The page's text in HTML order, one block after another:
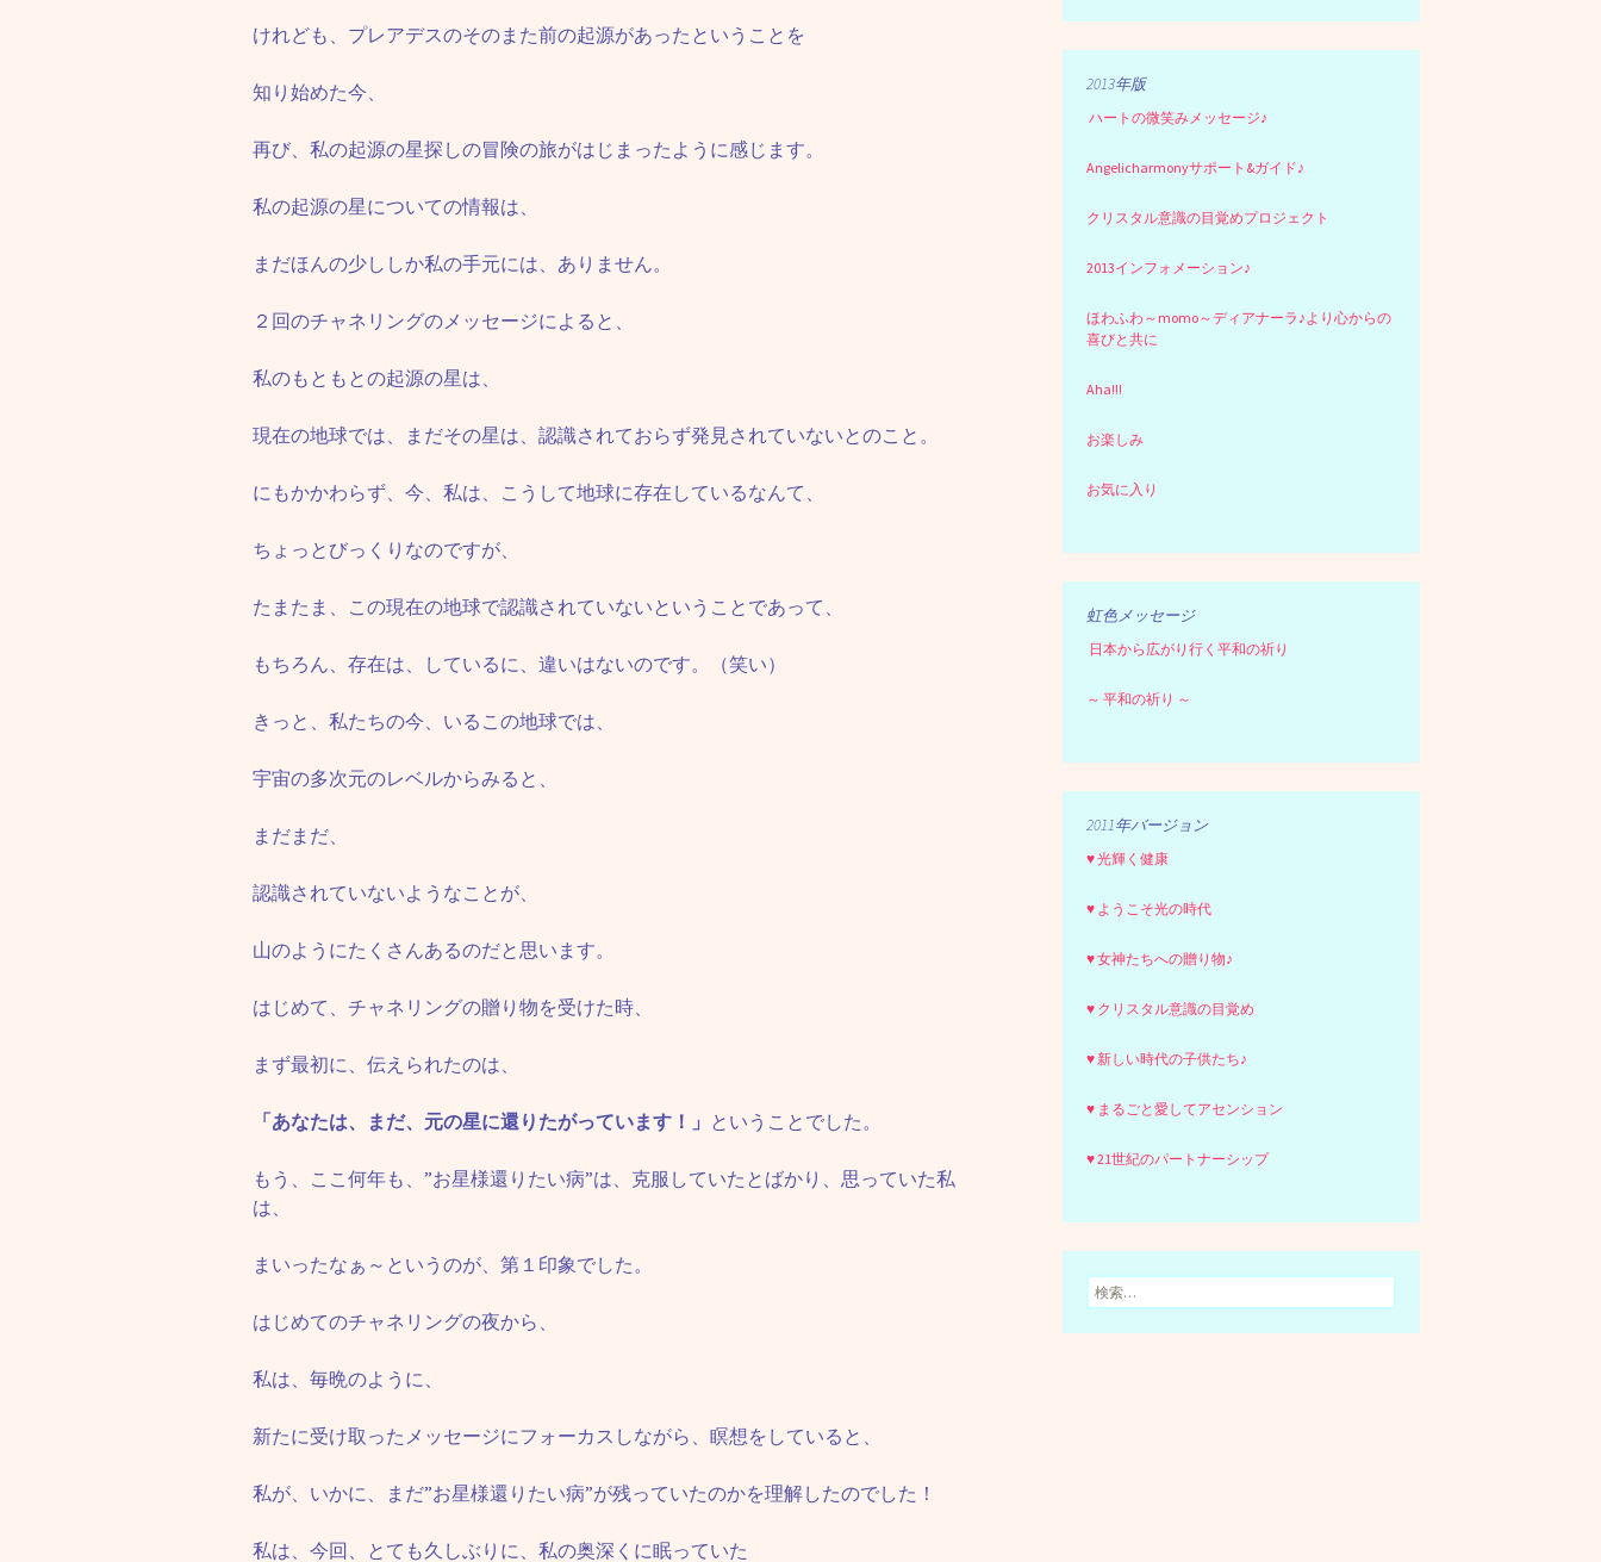
けれども、プレアデスのそのまた前の起源があったということを
知り始めた今、
再び、私の起源の星探しの冒険の旅がはじまったように感じます。
私の起源の星についての情報は、
まだほんの少ししか私の手元には、ありません。
２回のチャネリングのメッセージによると、
私のもともとの起源の星は、
現在の地球では、まだその星は、認識されておらず発見されていないとのこと。
にもかかわらず、今、私は、こうして地球に存在しているなんて、
ちょっとびっくりなのですが、
たまたま、この現在の地球で認識されていないということであって、
もちろん、存在は、しているに、違いはないのです。（笑い）
きっと、私たちの今、いるこの地球では、
宇宙の多次元のレベルからみると、
まだまだ、
認識されていないようなことが、
山のようにたくさんあるのだと思います。
はじめて、チャネリングの贈り物を受けた時、
まず最初に、伝えられたのは、
「あなたは、まだ、元の星に還りたがっています！」 ということでした。
もう、ここ何年も、”お星様還りたい病”は、克服していたとばかり、思っていた私
は、
まいったなぁ～というのが、第１印象でした。
はじめてのチャネリングの夜から、
私は、毎晩のように、
新たに受け取ったメッセージにフォーカスしながら、瞑想をしていると、
私が、いかに、まだ”お星様還りたい病”が残っていたのかを理解したのでした！
私は、今回、とても久しぶりに、私の奥深くに眠っていた
2013年版
ハートの微笑みメッセージ♪
Angelicharmonyサポート&ガイド♪
クリスタル意識の目覚めプロジェクト
2013インフォメーション♪
ほわふわ～momo～ディアナーラ♪より心からの
喜びと共に
Aha!!!
お楽しみ
お気に入り
虹色メッセージ
日本から広がり行く平和の祈り
～ 平和の祈り ～
2011年バージョン
♥ 光輝く健康
♥ ようこそ光の時代
♥ 女神たちへの贈り物♪
♥ クリスタル意識の目覚め
♥ 新しい時代の子供たち♪
♥ まるごと愛してアセンション
♥ 21世紀のパートナーシップ
検
索: